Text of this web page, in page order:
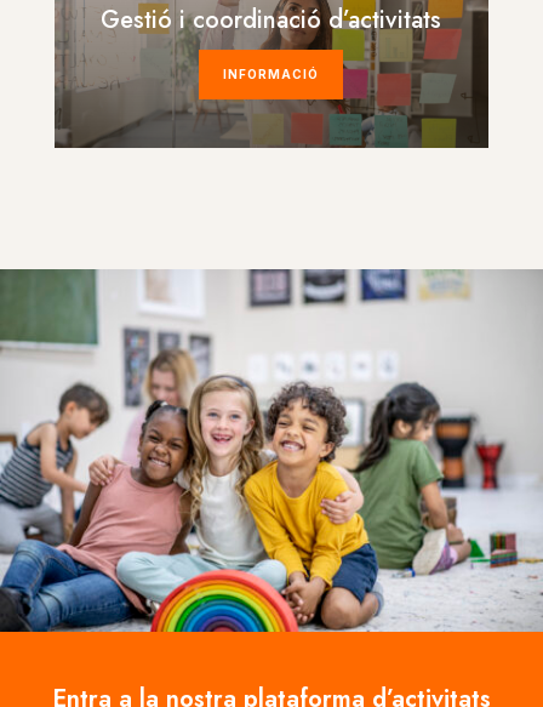
Gestió i coordinació d’activitats
INFORMACIÓ
Entra a la nostra plataforma d’activitats